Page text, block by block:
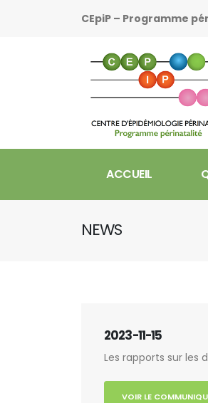
CEpiP – Programme
ACCUEIL
NEWS
2023-11-15
Les rapports sur les
VOIR LE